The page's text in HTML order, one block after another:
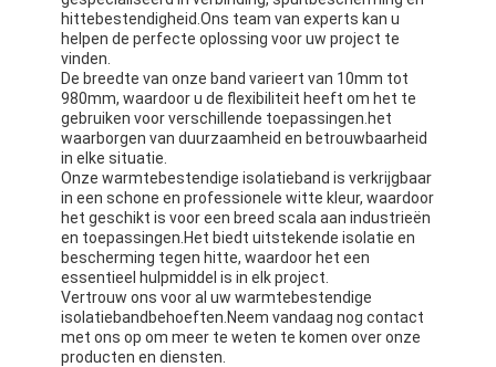
hittebestendigheid.Ons team van experts kan u
helpen de perfecte oplossing voor uw project te
vinden.
De breedte van onze band varieert van 10mm tot
980mm, waardoor u de flexibiliteit heeft om het te
gebruiken voor verschillende toepassingen.het
waarborgen van duurzaamheid en betrouwbaarheid
in elke situatie.
Onze warmtebestendige isolatieband is verkrijgbaar
in een schone en professionele witte kleur, waardoor
het geschikt is voor een breed scala aan industrieën
en toepassingen.Het biedt uitstekende isolatie en
bescherming tegen hitte, waardoor het een
essentieel hulpmiddel is in elk project.
Vertrouw ons voor al uw warmtebestendige
isolatiebandbehoeften.Neem vandaag nog contact
met ons op om meer te weten te komen over onze
producten en diensten.